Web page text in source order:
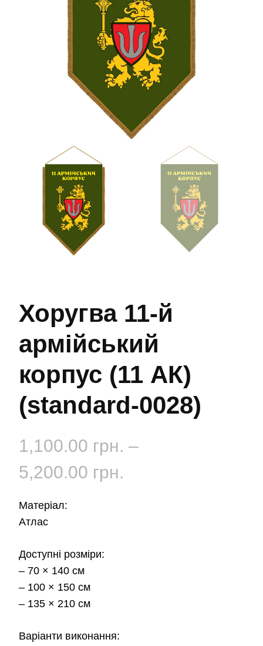
Хоругва 11-й
армійський
корпус (11 АК)
(standard-0028)
1,100.00 грн. –
5,200.00 грн.
Матеріал:
Атлас
Доступні розміри:
– 70 × 140 см
– 100 × 150 см
– 135 × 210 см
Варіанти виконання: